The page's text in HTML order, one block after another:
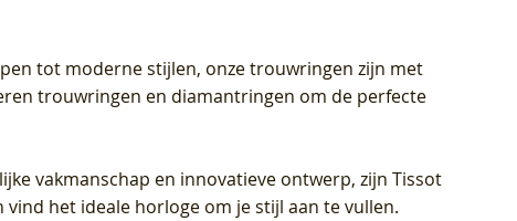
tot moderne stijlen, onze trouwringen zijn met
trouwringen en diamantringen om de perfecte
vakmanschap en innovatieve ontwerp, zijn Tissot
het ideale horloge om je stijl aan te vullen.